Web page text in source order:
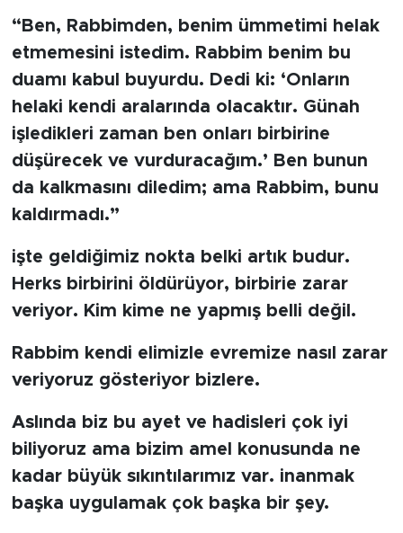
“Ben, Rabbimden, benim ümmetimi helak
etmemesini istedim. Rabbim benim bu
duamı kabul buyurdu. Dedi ki: ‘Onların
helaki kendi aralarında olacaktır. Günah
işledikleri zaman ben onları birbirine
düşürecek ve vurduracağım.’ Ben bunun
da kalkmasını diledim; ama Rabbim, bunu
kaldırmadı.”
işte geldiğimiz nokta belki artık budur.
Herks birbirini öldürüyor, birbirie zarar
veriyor. Kim kime ne yapmış belli değil.
Rabbim kendi elimizle evremize nasıl zarar
veriyoruz gösteriyor bizlere.
Aslında biz bu ayet ve hadisleri çok iyi
biliyoruz ama bizim amel konusunda ne
kadar büyük sıkıntılarımız var. inanmak
başka uygulamak çok başka bir şey.
SİYASET
MEDYA KÖŞESİ
FOTO GALERİ
VİDEOLAR
ALINTI YAZARLAR
SOSYAL MEDYA